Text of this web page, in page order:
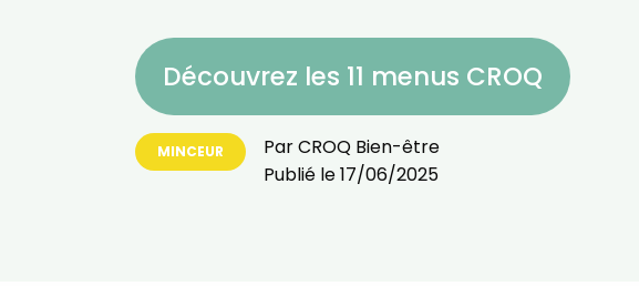
Découvrez les 11 menus CROQ
MINCEUR ParCROQ Bien-être
Publié le17/06/2025